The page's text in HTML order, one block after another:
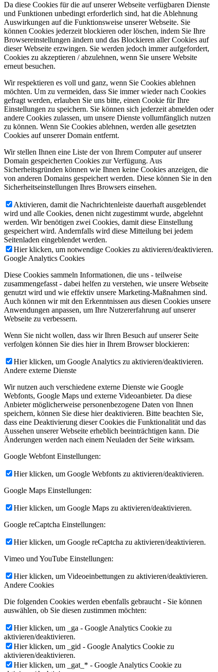
Da diese Cookies für die auf unserer Webseite verfügbaren Dienste
und Funktionen unbedingt erforderlich sind, hat die Ablehnung
Auswirkungen auf die Funktionsweise unserer Webseite. Sie
können Cookies jederzeit blockieren oder löschen, indem Sie Ihre
Browsereinstellungen ändern und das Blockieren aller Cookies auf
dieser Webseite erzwingen. Sie werden jedoch immer aufgefordert,
Cookies zu akzeptieren / abzulehnen, wenn Sie unsere Website
erneut besuchen.
Wir respektieren es voll und ganz, wenn Sie Cookies ablehnen
möchten. Um zu vermeiden, dass Sie immer wieder nach Cookies
gefragt werden, erlauben Sie uns bitte, einen Cookie für Ihre
Einstellungen zu speichern. Sie können sich jederzeit abmelden oder
andere Cookies zulassen, um unsere Dienste vollumfänglich nutzen
zu können. Wenn Sie Cookies ablehnen, werden alle gesetzten
Cookies auf unserer Domain entfernt.
Wir stellen Ihnen eine Liste der von Ihrem Computer auf unserer
Domain gespeicherten Cookies zur Verfügung. Aus
Sicherheitsgründen können wie Ihnen keine Cookies anzeigen, die
von anderen Domains gespeichert werden. Diese können Sie in den
Sicherheitseinstellungen Ihres Browsers einsehen.
Aktivieren, damit die Nachrichtenleiste dauerhaft ausgeblendet
wird und alle Cookies, denen nicht zugestimmt wurde, abgelehnt
werden. Wir benötigen zwei Cookies, damit diese Einstellung
gespeichert wird. Andernfalls wird diese Mitteilung bei jedem
Seitenladen eingeblendet werden.
Hier klicken, um notwendige Cookies zu aktivieren/deaktivieren.
Google Analytics Cookies
Diese Cookies sammeln Informationen, die uns - teilweise
zusammengefasst - dabei helfen zu verstehen, wie unsere Webseite
genutzt wird und wie effektiv unsere Marketing-Maßnahmen sind.
Auch können wir mit den Erkenntnissen aus diesen Cookies unsere
Anwendungen anpassen, um Ihre Nutzererfahrung auf unserer
Webseite zu verbessern.
Wenn Sie nicht wollen, dass wir Ihren Besuch auf unserer Seite
verfolgen können Sie dies hier in Ihrem Browser blockieren:
Hier klicken, um Google Analytics zu aktivieren/deaktivieren.
Andere externe Dienste
Wir nutzen auch verschiedene externe Dienste wie Google
Webfonts, Google Maps und externe Videoanbieter. Da diese
Anbieter möglicherweise personenbezogene Daten von Ihnen
speichern, können Sie diese hier deaktivieren. Bitte beachten Sie,
dass eine Deaktivierung dieser Cookies die Funktionalität und das
Aussehen unserer Webseite erheblich beeinträchtigen kann. Die
Änderungen werden nach einem Neuladen der Seite wirksam.
Google Webfont Einstellungen:
Hier klicken, um Google Webfonts zu aktivieren/deaktivieren.
Google Maps Einstellungen:
Hier klicken, um Google Maps zu aktivieren/deaktivieren.
Google reCaptcha Einstellungen:
Hier klicken, um Google reCaptcha zu aktivieren/deaktivieren.
Vimeo und YouTube Einstellungen:
Hier klicken, um Videoeinbettungen zu aktivieren/deaktivieren.
Andere Cookies
Die folgenden Cookies werden ebenfalls gebraucht - Sie können
auswählen, ob Sie diesen zustimmen möchten:
Hier klicken, um _ga - Google Analytics Cookie zu
aktivieren/deaktivieren.
Hier klicken, um _gid - Google Analytics Cookie zu
aktivieren/deaktivieren.
Hier klicken, um _gat_* - Google Analytics Cookie zu